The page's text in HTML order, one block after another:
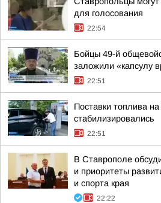
для голосования
22:54
Бойцы 49-й
заложили «капсулу
22:51
Поставки топлива
стабилизировались
22:51
В Ставрополе
и приоритеты
и спорта края
22:22